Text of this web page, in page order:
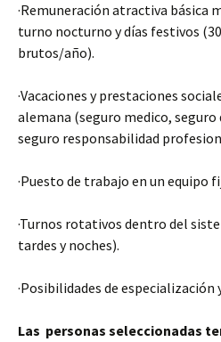
·Remuneración atractiva básica
turno nocturno y días festivos
brutos/año).
·Vacaciones y prestaciones
alemana (seguro medico,
seguro responsabilidad
·Puesto de trabajo en un equipo
·Turnos rotativos dentro del
tardes y noches).
·Posibilidades de
Las personas seleccionadas